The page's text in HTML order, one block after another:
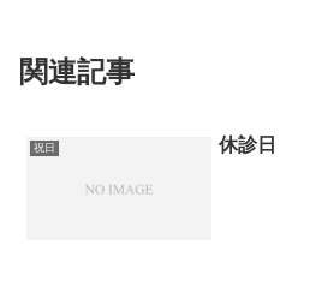
関連記事
祝日 休診日